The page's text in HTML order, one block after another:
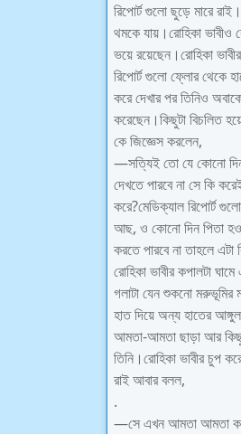
রিপোর্ট গুলো ছুড়ে মারে
থমকে যায়।রোহিকা ভাবীও
ভয়ে রয়েছেন।রোহিকা
রিপোর্ট গুলো ফ্লোর থেকে
করে দেখার পর তিনিও
করেছেন।কিছুটা বিচলিত
কে জিজ্ঞেস করলেন,
—সত্যিই তো যে কোনো
দেখতে পারবে না সে কি
করে?মেডিক্যাল রিপোর্ট
আছ, ও কোনো দিন পিতা
করতে পারবে না তাহলে
রোহিকা ভাবীর কপালটা
গলাটা যেন শুকনো
হাত দিয়ে অন্য হাতের
আমতা-আমতা ছাড়া আর
তিনি।রোহিকা ভাবীর চুপ
রাই আবার বলল,
.
—সে এখন আমতা আমতা